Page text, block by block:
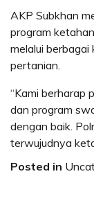
AKP Subkhan
program
melalui
pertanian.
“Kami berharap
dan program
dengan baik.
terwujudnya
Posted in